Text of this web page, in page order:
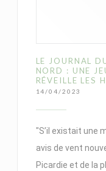
LE JOURNAL
NORD : UNE
RÉVEILLE LES
14/04/2023
"S’il existait une
avis de vent
Picardie et de la